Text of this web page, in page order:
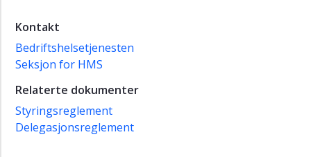
Kontakt
Bedriftshelsetjenesten
Seksjon for HMS
Relaterte dokumenter
Styringsreglement
Delegasjonsreglement